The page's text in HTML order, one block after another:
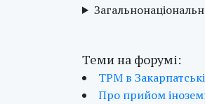
Теми на форумі:
ТРМ в
Про прийом